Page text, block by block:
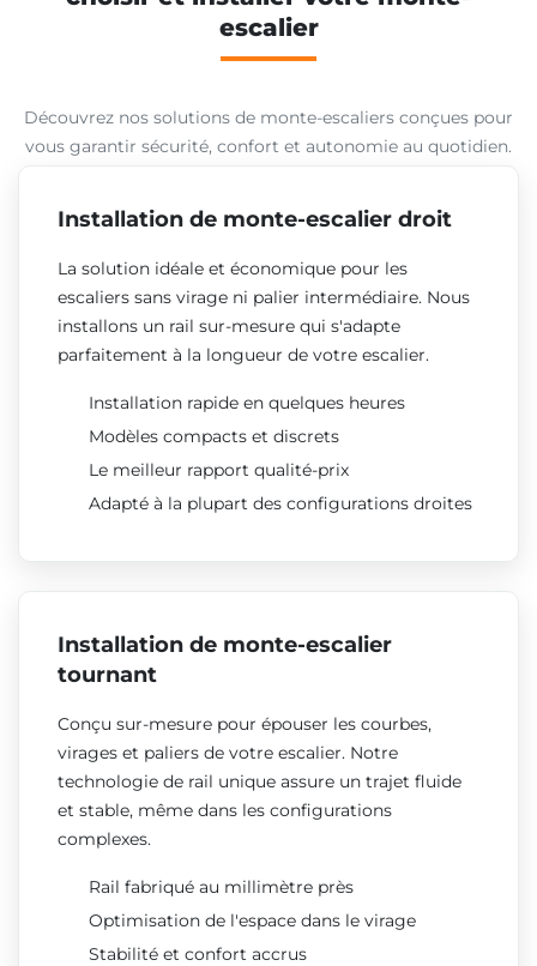
escalier
Découvrez nos solutions de monte-escaliers conçues pour
vous garantir sécurité, confort et autonomie au quotidien.
Installation de monte-escalier droit
La solution idéale et économique pour les
escaliers sans virage ni palier intermédiaire. Nous
installons un rail sur-mesure qui s'adapte
parfaitement à la longueur de votre escalier.
Installation rapide en quelques heures
Modèles compacts et discrets
Le meilleur rapport qualité-prix
Adapté à la plupart des configurations droites
Installation de monte-escalier
tournant
Conçu sur-mesure pour épouser les courbes,
virages et paliers de votre escalier. Notre
technologie de rail unique assure un trajet fluide
et stable, même dans les configurations
complexes.
Rail fabriqué au millimètre près
Optimisation de l'espace dans le virage
Stabilité et confort accrus